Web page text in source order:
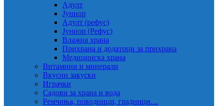
Адулт
Јуниор
Адулт (рефус)
Јуниор (Рефус)
Влажна храна
Прихрана и додатоци за прихрана
Медицинска храна
Витамини и минерали
Вкусни закуски
Играчки
Садови за храна и вода
Ремчиња, поводници, градници…